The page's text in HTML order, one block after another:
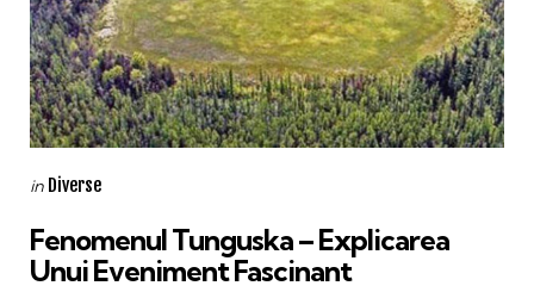
Categories
Posted
in Diverse
Fenomenul Tunguska – Explicarea
Unui Eveniment Fascinant